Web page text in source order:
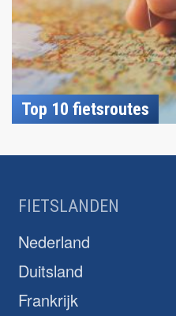
Top 10 fietsroutes
FIETSLANDEN
Nederland
Duitsland
Frankrijk